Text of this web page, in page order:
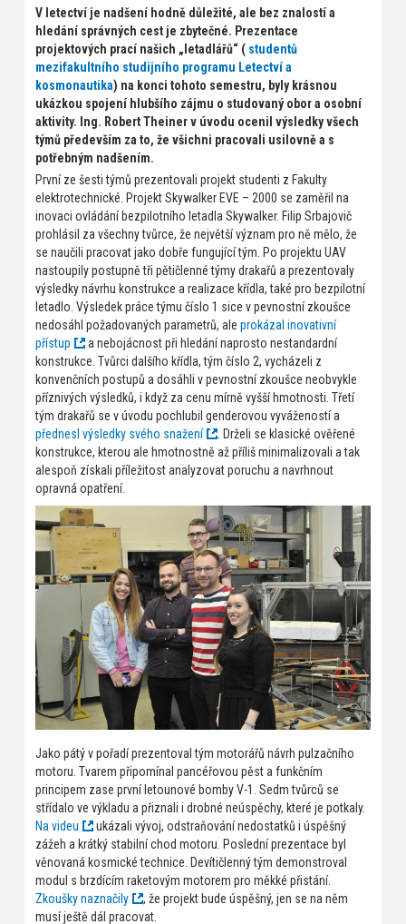
V letectví je nadšení hodně důležité, ale bez znalostí a
hledání správných cest je zbytečné. Prezentace
projektových prací našich „letadlářů“ ( studentů
mezifakultního studijního programu Letectví a
kosmonautika) na konci tohoto semestru, byly krásnou
ukázkou spojení hlubšího zájmu o studovaný obor a osobní
aktivity. Ing. Robert Theiner v úvodu ocenil výsledky všech
týmů především za to, že všichni pracovali usilovně a s
potřebným nadšením.
První ze šesti týmů prezentovali projekt studenti z Fakulty
elektrotechnické. Projekt Skywalker EVE – 2000 se zaměřil na
inovaci ovládání bezpilotního letadla Skywalker. Filip Srbajovič
prohlásil za všechny tvůrce, že největší význam pro ně mělo, že
se naučili pracovat jako dobře fungující tým. Po projektu UAV
nastoupily postupně tři pětičlenné týmy drakařů a prezentovaly
výsledky návrhu konstrukce a realizace křídla, také pro bezpilotní
letadlo. Výsledek práce týmu číslo 1 sice v pevnostní zkoušce
nedosáhl požadovaných parametrů, ale prokázal inovativní
přístup
a nebojácnost při hledání naprosto nestandardní
konstrukce. Tvůrci dalšího křídla, tým číslo 2, vycházeli z
konvenčních postupů a dosáhli v pevnostní zkoušce neobvykle
příznivých výsledků, i když za cenu mírně vyšší hmotnosti. Třetí
tým drakařů se v úvodu pochlubil genderovou vyvážeností a
přednesl výsledky svého snažení
. Drželi se klasické ověřené
konstrukce, kterou ale hmotnostně až příliš minimalizovali a tak
alespoň získali příležitost analyzovat poruchu a navrhnout
opravná opatření.
Jako pátý v pořadí prezentoval tým motorářů návrh pulzačního
motoru. Tvarem připomínal pancéřovou pěst a funkčním
principem zase první letounové bomby V-1. Sedm tvůrců se
střídalo ve výkladu a přiznali i drobné neúspěchy, které je potkaly.
Na videu
ukázali vývoj, odstraňování nedostatků i úspěšný
zážeh a krátký stabilní chod motoru. Poslední prezentace byl
věnovaná kosmické technice. Devítičlenný tým demonstroval
modul s brzdícím raketovým motorem pro měkké přistání.
Zkoušky naznačily
, že projekt bude úspěšný, jen se na něm
musí ještě dál pracovat.